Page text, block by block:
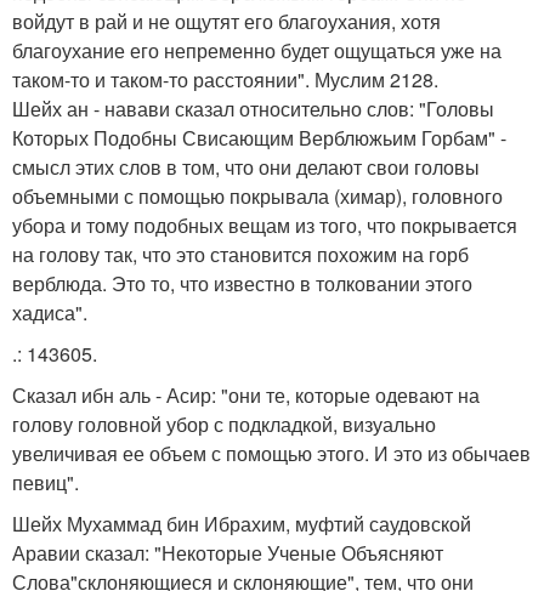
войдут в рай и не ощутят его благоухания, хотя
благоухание его непременно будет ощущаться уже на
таком-то и таком-то расстоянии". Муслим 2128.
Шейх ан - навави сказал относительно слов: "Головы
Которых Подобны Свисающим Верблюжьим Горбам" -
смысл этих слов в том, что они делают свои головы
объемными с помощью покрывала (химар), головного
убора и тому подобных вещам из того, что покрывается
на голову так, что это становится похожим на горб
верблюда. Это то, что известно в толковании этого
хадиса".
.: 143605.
Сказал ибн аль - Асир: "они те, которые одевают на
голову головной убор с подкладкой, визуально
увеличивая ее объем с помощью этого. И это из обычаев
певиц".
Шейх Мухаммад бин Ибрахим, муфтий саудовской
Аравии сказал: "Некоторые Ученые Объясняют
Слова"склоняющиеся и склоняющие", тем, что они